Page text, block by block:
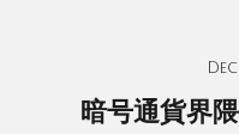
暗号通貨界